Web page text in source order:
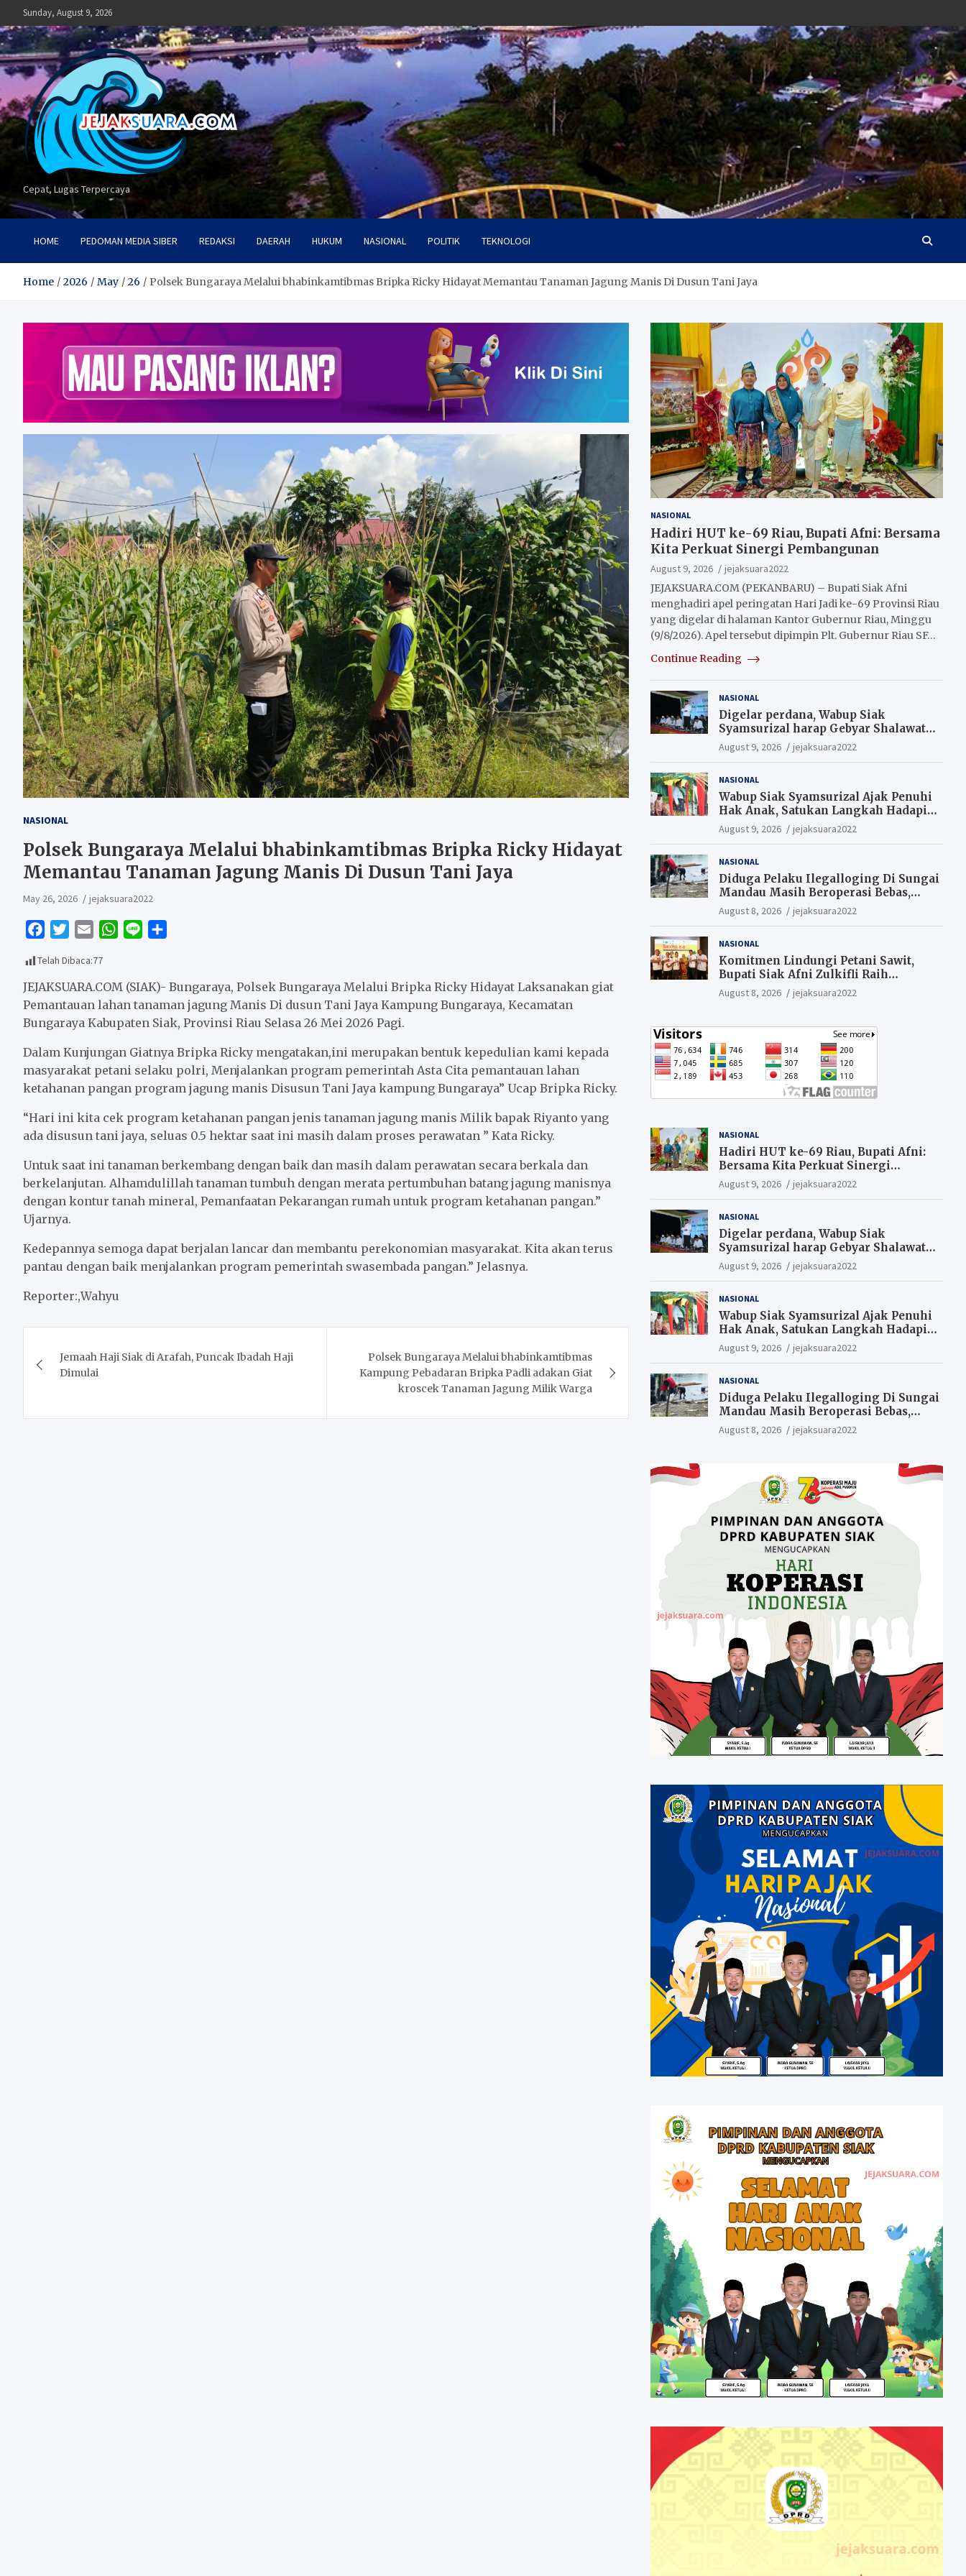
to
content
Sunday, August 9, 2026
Cepat, Lugas Terpercaya
HOME PEDOMAN MEDIA SIBER REDAKSI DAERAH HUKUM NASIONAL POLITIK TEKNOLOGI
Home 2026 May 26 Polsek Bungaraya Melalui bhabinkamtibmas Bripka Ricky Hidayat Memantau Tanaman Jagung Manis Di Dusun Tani Jaya
NASIONAL
Polsek Bungaraya Melalui bhabinkamtibmas Bripka Ricky Hidayat
Memantau Tanaman Jagung Manis Di Dusun Tani Jaya
May 26, 2026 jejaksuara2022
c
e
b
o
k
i
t
t
e
a
i
l
W
t
s
A
p
e
r
e
Telah Dibaca:77
JEJAKSUARA.COM (SIAK)- Bungaraya, Polsek Bungaraya Melalui Bripka Ricky Hidayat Laksanakan giat
Pemantauan lahan tanaman jagung Manis Di dusun Tani Jaya Kampung Bungaraya, Kecamatan
Bungaraya Kabupaten Siak, Provinsi Riau Selasa 26 Mei 2026 Pagi.
Dalam Kunjungan Giatnya Bripka Ricky mengatakan,ini merupakan bentuk kepedulian kami kepada
masyarakat petani selaku polri, Menjalankan program pemerintah Asta Cita pemantauan lahan
ketahanan pangan program jagung manis Disusun Tani Jaya kampung Bungaraya” Ucap Bripka Ricky.
“Hari ini kita cek program ketahanan pangan jenis tanaman jagung manis Milik bapak Riyanto yang
ada disusun tani jaya, seluas 0.5 hektar saat ini masih dalam proses perawatan ” Kata Ricky.
Untuk saat ini tanaman berkembang dengan baik dan masih dalam perawatan secara berkala dan
berkelanjutan. Alhamdulillah tanaman tumbuh dengan merata pertumbuhan batang jagung manisnya
dengan kontur tanah mineral, Pemanfaatan Pekarangan rumah untuk program ketahanan pangan.”
Ujarnya.
Kedepannya semoga dapat berjalan lancar dan membantu perekonomian masyarakat. Kita akan terus
pantau dengan baik menjalankan program pemerintah swasembada pangan.” Jelasnya.
Reporter:,Wahyu
navigation
Jemaah Haji Siak di Arafah, Puncak Ibadah Haji
Dimulai
Polsek Bungaraya Melalui bhabinkamtibmas
Kampung Pebadaran Bripka Padli adakan Giat
kroscek Tanaman Jagung Milik Warga
NASIONAL
Hadiri HUT ke-69 Riau, Bupati Afni: Bersama
Kita Perkuat Sinergi Pembangunan
August 9, 2026
jejaksuara2022
JEJAKSUARA.COM (PEKANBARU) – Bupati Siak Afni
menghadiri apel peringatan Hari Jadi ke-69 Provinsi Riau
yang digelar di halaman Kantor Gubernur Riau, Minggu
(9/8/2026). Apel tersebut dipimpin Plt. Gubernur Riau SF…
Continue Reading
NASIONAL
Digelar perdana, Wabup Siak
Syamsurizal harap Gebyar Shalawat
bisa meningkatkan nilai keagamaan
ditengah-tengah masyarakat.
August 9, 2026 jejaksuara2022
NASIONAL
Wabup Siak Syamsurizal Ajak Penuhi
Hak Anak, Satukan Langkah Hadapi
Tantangan Daerah
August 9, 2026 jejaksuara2022
NASIONAL
Diduga Pelaku Ilegalloging Di Sungai
Mandau Masih Beroperasi Bebas,
Masyarakat Minta Aparat Penegak
Hukum Segera Tangkap Aktor Dan
August 8, 2026 jejaksuara2022
NASIONAL
Komitmen Lindungi Petani Sawit,
Bupati Siak Afni Zulkifli Raih
Penghargaan SIEXPO 2026
August 8, 2026 jejaksuara2022
NASIONAL
Hadiri HUT ke-69 Riau, Bupati Afni:
Bersama Kita Perkuat Sinergi
Pembangunan
August 9, 2026 jejaksuara2022
NASIONAL
Digelar perdana, Wabup Siak
Syamsurizal harap Gebyar Shalawat
bisa meningkatkan nilai keagamaan
ditengah-tengah masyarakat.
August 9, 2026 jejaksuara2022
NASIONAL
Wabup Siak Syamsurizal Ajak Penuhi
Hak Anak, Satukan Langkah Hadapi
Tantangan Daerah
August 9, 2026 jejaksuara2022
NASIONAL
Diduga Pelaku Ilegalloging Di Sungai
Mandau Masih Beroperasi Bebas,
Masyarakat Minta Aparat Penegak
Hukum Segera Tangkap Aktor Dan
August 8, 2026 jejaksuara2022